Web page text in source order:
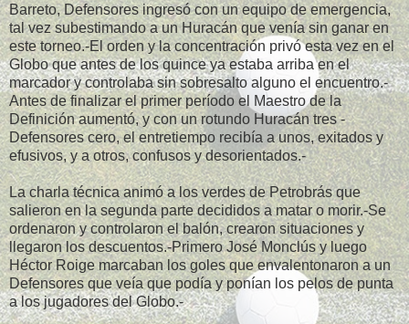
Barreto, Defensores ingresó con un equipo de emergencia,
tal vez subestimando a un Huracán que venía sin ganar en
este torneo.-El orden y la concentración privó esta vez en el
Globo que antes de los quince ya estaba arriba en el
marcador y controlaba sin sobresalto alguno el encuentro.-
Antes de finalizar el primer período el Maestro de la
Definición aumentó, y con un rotundo Huracán tres -
Defensores cero, el entretiempo recibía a unos, exitados y
efusivos, y a otros, confusos y desorientados.-
La charla técnica animó a los verdes de Petrobrás que
salieron en la segunda parte decididos a matar o morir.-Se
ordenaron y controlaron el balón, crearon situaciones y
llegaron los descuentos.-Primero José Monclús y luego
Héctor Roige marcaban los goles que envalentonaron a un
Defensores que veía que podía y ponían los pelos de punta
a los jugadores del Globo.-